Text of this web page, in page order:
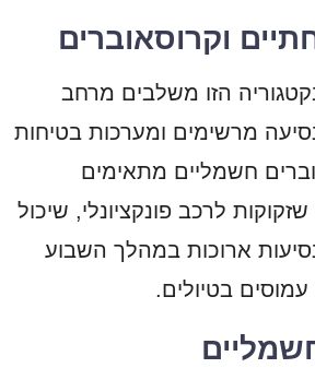
וקרוסאוברים
הזו משלבים מרחב
נסיעה מרשימים ומערכות בטיחות
חשמליים מתאימים
לרכב פונקציונלי, שיכול
ארוכות במהלך השבוע
בטיולים.